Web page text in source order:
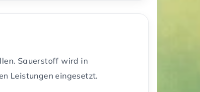
Sauerstoff wird in
Leistungen eingesetzt.